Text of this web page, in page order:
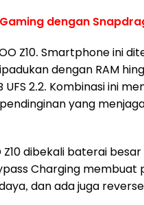
dengan
Z10. Smartphone ini
dengan RAM
2.2. Kombinasi ini
yang
dibekali baterai
Charging
dan ada juga